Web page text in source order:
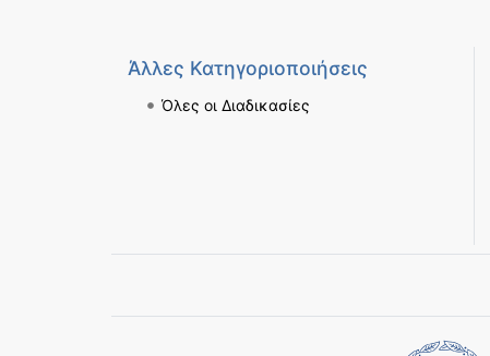
Άλλες Κατηγοριοποιήσεις
Όλες οι Διαδικασίες